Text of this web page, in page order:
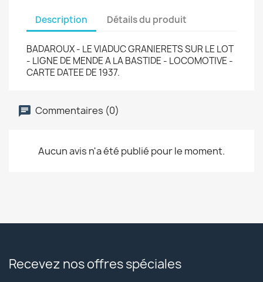
Description Détails du produit
BADAROUX - LE VIADUC GRANIERETS SUR LE LOT
- LIGNE DE MENDE A LA BASTIDE - LOCOMOTIVE -
CARTE DATEE DE 1937.
Commentaires (0)
Aucun avis n'a été publié pour le moment.
Recevez nos offres spéciales